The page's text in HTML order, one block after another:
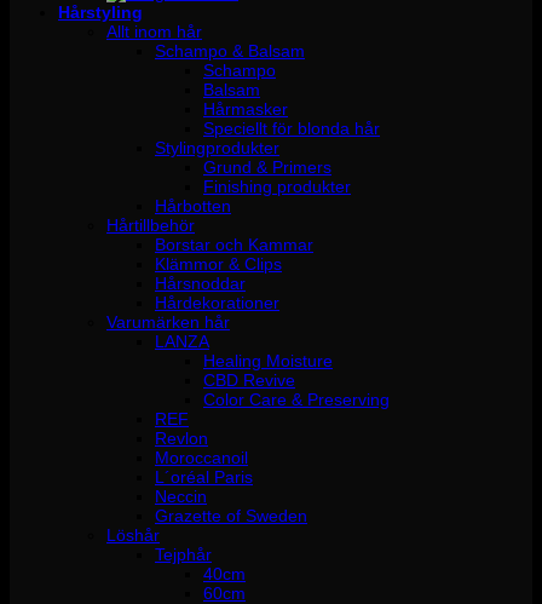
Hårstyling
Allt inom hår
Schampo & Balsam
Schampo
Balsam
Hårmasker
Speciellt för blonda hår
Stylingprodukter
Grund & Primers
Finishing produkter
Hårbotten
Hårtillbehör
Borstar och Kammar
Klämmor & Clips
Hårsnoddar
Hårdekorationer
Varumärken hår
LANZA
Healing Moisture
CBD Revive
Color Care & Preserving
REF
Revlon
Moroccanoil
L´oréal Paris
Neccin
Grazette of Sweden
Löshår
Tejphår
40cm
60cm